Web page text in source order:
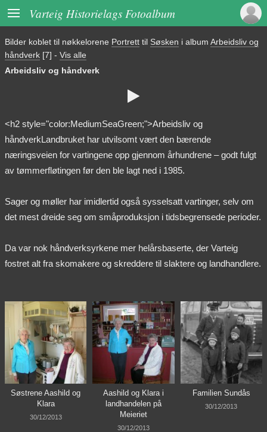
 Varteig Historielags Fotoalbum
Bilder koblet til nøkkelorene Portrett til Søsken i album Arbeidsliv og
håndverk [7] - Vis alle
Arbeidsliv og håndverk

<h2 style="color:MediumSeaGreen;">Arbeidsliv og
håndverkLandbruket har utvilsomt vært den bærende
næringsveien for vartingene opp gjennom århundrene – godt fulgt
av tømmerfløtingen før den ble lagt ned i 1985.
Sager og møller har imidlertid også sysselsatt vartinger, selv om
det mest dreide seg om småproduksjon i tidsbegrensede perioder.
Da var nok håndverksyrkene mer helårsbaserte, der Varteig
fostret alt fra skomakere og skreddere til slaktere og landhandlere.
Søstrene Aashild og
Klara
30/12/2013
Aashild og Klara i
landhandelen på
Meieriet
30/12/2013
Familien Sundås
30/12/2013